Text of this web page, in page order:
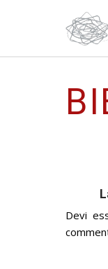
Devi